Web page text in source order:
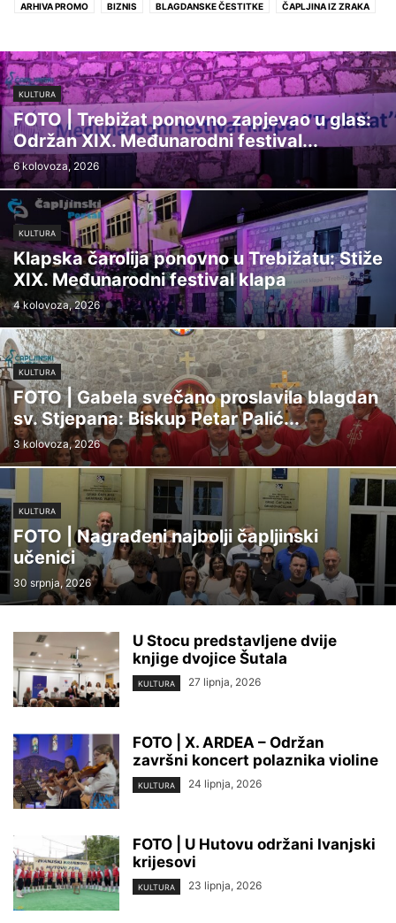
ARHIVA PROMO BIZNIS BLAGDANSKE ČESTITKE ČAPLJINA IZ ZRAKA
NA KAVI S... POLITIKA POLJOPRIVREDA PROMO PROMO +
SPORT VIJESTI
KULTURA
FOTO | Trebižat ponovno zapjevao u glas:
Održan XIX. Međunarodni festival...
6 kolovoza, 2026
KULTURA
Klapska čarolija ponovno u Trebižatu: Stiže
XIX. Međunarodni festival klapa
4 kolovoza, 2026
KULTURA
FOTO | Gabela svečano proslavila blagdan
sv. Stjepana: Biskup Petar Palić...
3 kolovoza, 2026
KULTURA
FOTO | Nagrađeni najbolji čapljinski
učenici
30 srpnja, 2026
U Stocu predstavljene dvije
knjige dvojice Šutala
KULTURA 27 lipnja, 2026
FOTO | X. ARDEA – Održan
završni koncert polaznika violine
KULTURA 24 lipnja, 2026
FOTO | U Hutovu održani Ivanjski
krijesovi
KULTURA 23 lipnja, 2026